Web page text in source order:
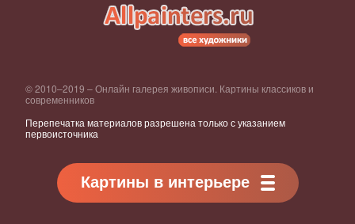
© 2010–2019 – Онлайн галерея живописи. Картины классиков и
современников
Перепечатка материалов разрешена только с указанием
первоисточника
Картины в интерьере